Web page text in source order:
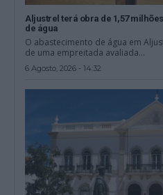
Aljustrel terá obra de 1,57
de água
O abastecimento de água em
de uma empreitada avaliada...
6 Agosto, 2026 - 14:32